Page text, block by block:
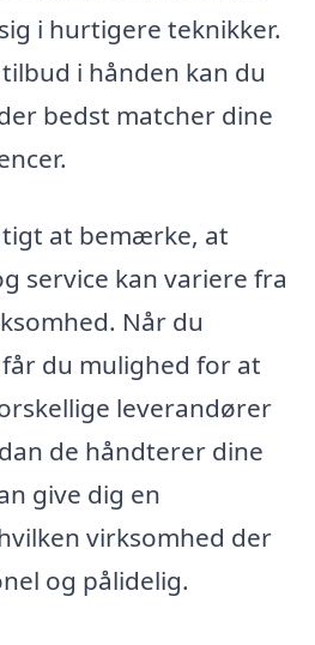
i hurtigere teknikker.
i hånden kan du
bedst matcher dine
at bemærke, at
service kan variere fra
Når du
du mulighed for at
leverandører
de håndterer dine
give dig en
virksomhed der
og pålidelig.